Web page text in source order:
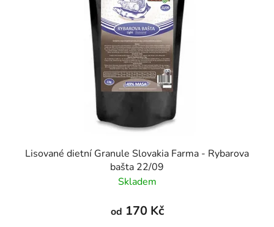
Lisované dietní Granule Slovakia Farma - Rybarova
bašta 22/09
Skladem
od 170 Kč